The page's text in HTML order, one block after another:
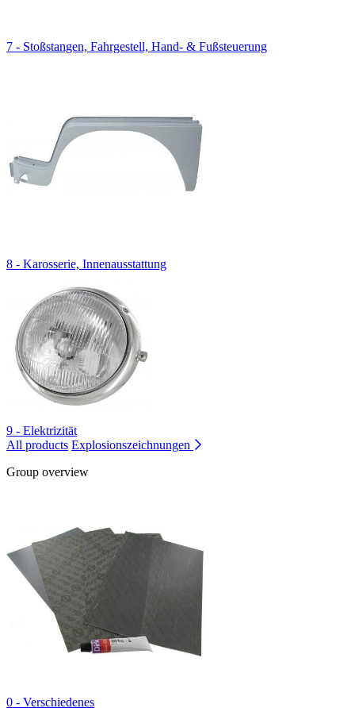
7 - Stoßstangen, Fahrgestell, Hand- & Fußsteuerung
8 - Karosserie, Innenausstattung
9 - Elektrizität
All products Explosionszeichnungen
Group overview
0 - Verschiedenes